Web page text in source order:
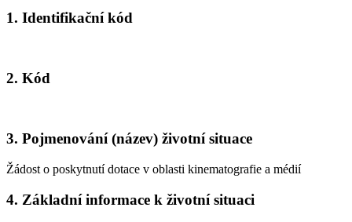
1. Identifikační kód
2. Kód
3. Pojmenování (název) životní situace
Žádost o poskytnutí dotace v oblasti kinematografie a médií
4. Základní informace k životní situaci